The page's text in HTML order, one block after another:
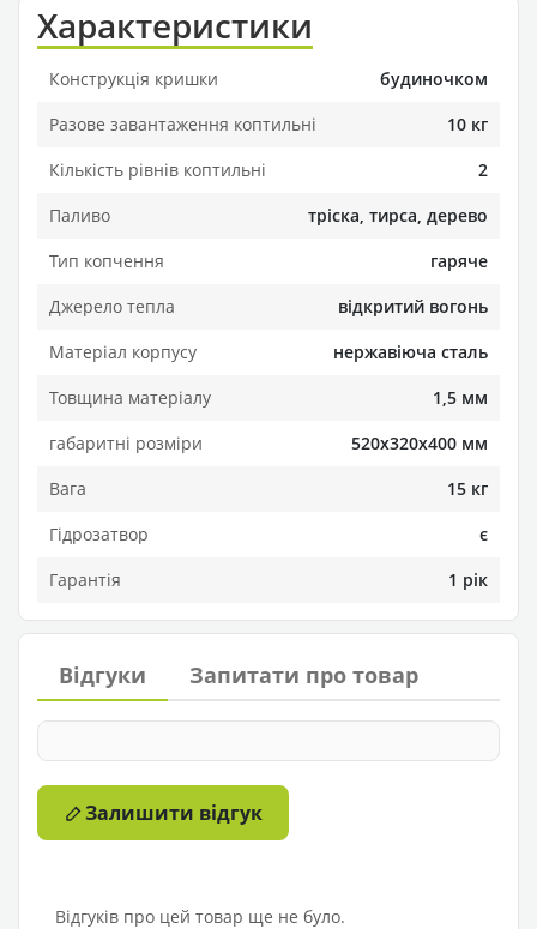
Характеристики
Конструкція кришки
будиночком
Разове завантаження коптильні
10 кг
Кількість рівнів коптильні
2
Паливо
тріска, тирса, дерево
Тип копчення
гаряче
Джерело тепла
відкритий вогонь
Матеріал корпусу
нержавіюча сталь
Товщина матеріалу
1,5 мм
габаритні розміри
520х320х400 мм
Вага
15 кг
Гідрозатвор
є
Гарантія
1 рік
Відгуки Запитати про товар
Залишити відгук
Відгуків про цей товар ще не було.